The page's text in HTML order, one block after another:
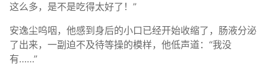
这么多，是不是吃得太好了！”
安逸尘呜咽，他感到身后的小口已经开始收缩了，肠液分泌
了出来，一副迫不及待等操的模样，他低声道：“我没
有……”